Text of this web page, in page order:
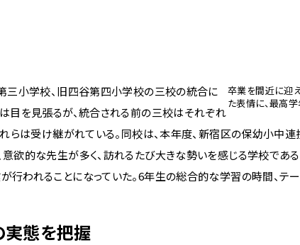
卒業を間近に迎
た表情に、最高
三小学校、旧四谷第四小学校の三校の統合に
目を見張るが、統合される前の三校はそれぞれ
らは受け継がれている。同校は、本年度、新宿区の保幼小中
欲的な先生が多く、訪れるたび大きな勢いを感じる学校である
われることになっていた。6年生の総合的な学習の時間、テー
実態を把握